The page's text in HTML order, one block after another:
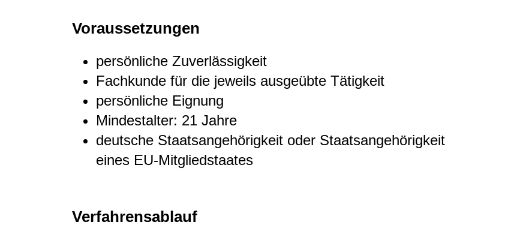
Voraussetzungen
persönliche Zuverlässigkeit
Fachkunde für die jeweils ausgeübte Tätigkeit
persönliche Eignung
Mindestalter: 21 Jahre
deutsche Staatsangehörigkeit oder Staatsangehörigkeit
eines EU-Mitgliedstaates
Verfahrensablauf